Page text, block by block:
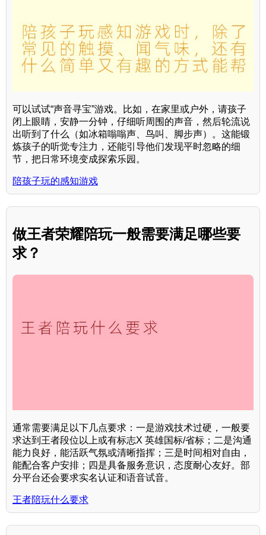
可以试试“声音寻宝”游戏。比如，在家里或户外，请孩子
闭上眼睛，安静一分钟，仔细听周围的声音，然后轮流说
出听到了什么（如冰箱嗡嗡声、鸟叫、脚步声）。这能锻
炼孩子的听觉专注力，还能引导他们发现平时忽略的细
节，把日常环境变成探索乐园。
陪孩子玩的感知游戏
做王者荣耀陪玩一般需要满足哪些要
求？
通常需要满足以下几点要求：一是游戏技术过硬，一般要
求达到王者段位以上或有标志X 英雄国标/省标；二是沟通
能力良好，能活跃气氛或清晰指挥；三是时间相对自由，
能配合客户安排；四是具备服务意识，态度耐心友好。部
分平台还会要求实名认证和语音试音。
王者陪玩什么要求